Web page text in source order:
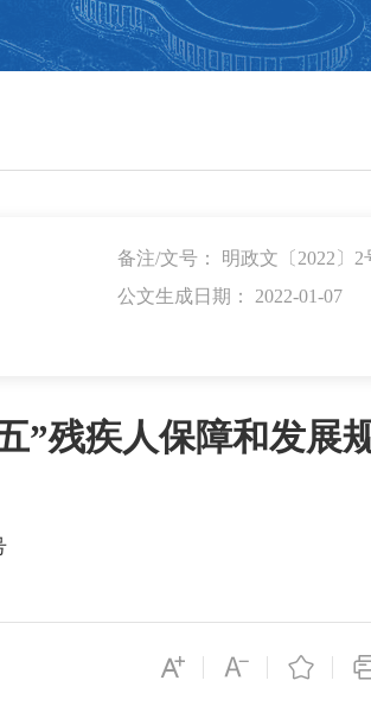
备注/文号： 明政文〔2022〕2
公文生成日期： 2022-01-07
”残疾人保障和发展